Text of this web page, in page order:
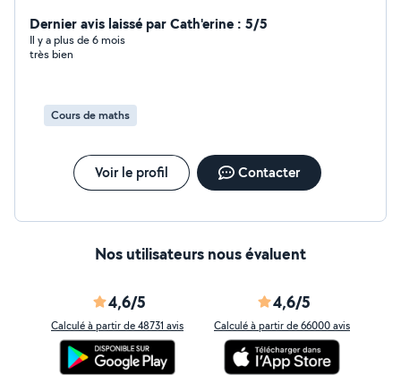
Dernier avis laissé par Cath'erine : 5/5
Il y a plus de 6 mois
très bien
Cours de maths
Voir le profil Contacter
Nos utilisateurs nous évaluent
4,6/5
Calculé à partir de 48731 avis
4,6/5
Calculé à partir de 66000 avis